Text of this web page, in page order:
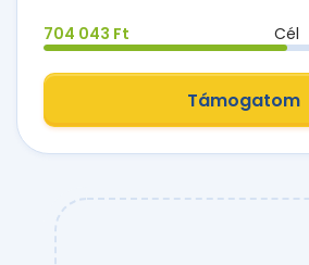
704 043 Ft Cél
Támogatom